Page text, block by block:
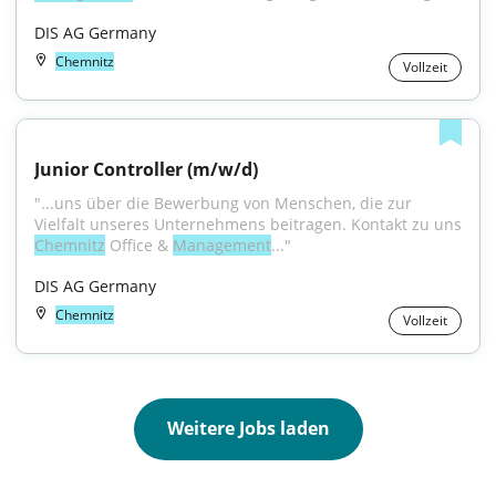
DIS AG Germany
Chemnitz Vollzeit
Junior Controller (m/w/d)
"...uns über die Bewerbung von Menschen, die zur
Chemnitz Office & Management..."
DIS AG Germany
Chemnitz Vollzeit
Weitere Jobs laden